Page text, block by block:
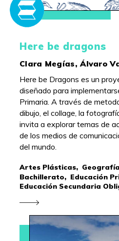
Here be dragons
Clara Megías, Álvaro
Here be Dragons es un
diseñado para
Primaria. A través de
dibujo, el collage, la
invita a explorar temas de
de los medios de
del mundo.
Artes Plásticas,
Bachillerato, Educación
Educación Secundaria